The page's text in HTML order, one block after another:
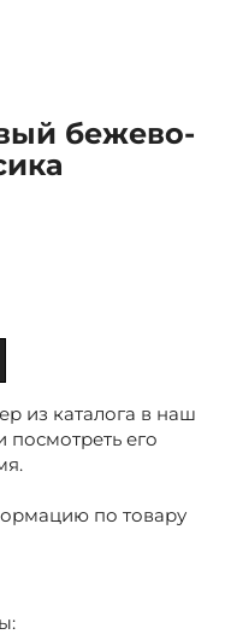
бежево-
из каталога в наш
его
по товару